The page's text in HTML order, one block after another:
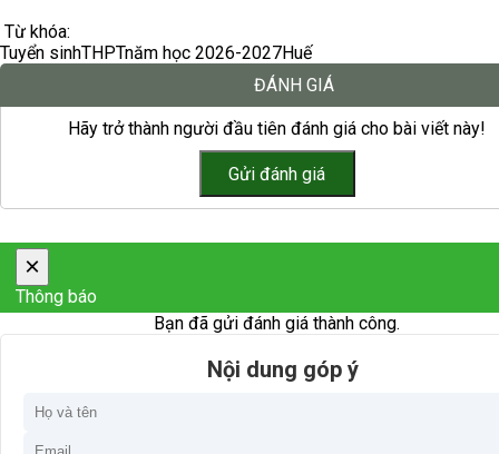
Từ khóa:
Tuyển sinhTHPTnăm học 2026-2027Huế
ĐÁNH GIÁ
Hãy trở thành người đầu tiên đánh giá cho bài viết này!
×
Thông báo
Bạn đã gửi đánh giá thành công.
Nội dung góp ý